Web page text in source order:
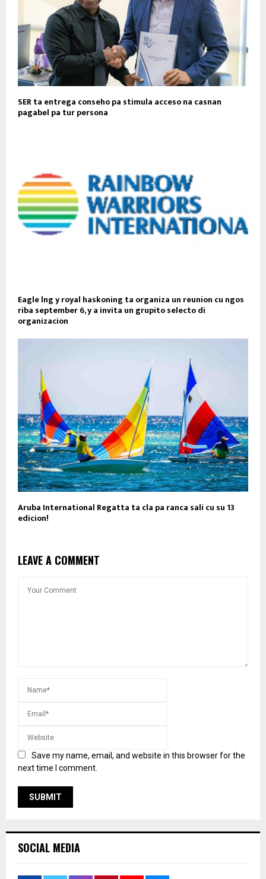
SER ta entrega conseho pa stimula acceso na casnan
pagabel pa tur persona
Eagle lng y royal haskoning ta organiza un reunion cu ngos
riba september 6, y a invita un grupito selecto di
organizacion
Aruba International Regatta ta cla pa ranca sali cu su 13
edicion!
LEAVE A COMMENT
Save my name, email, and website in this browser for the
next time I comment.
SOCIAL MEDIA